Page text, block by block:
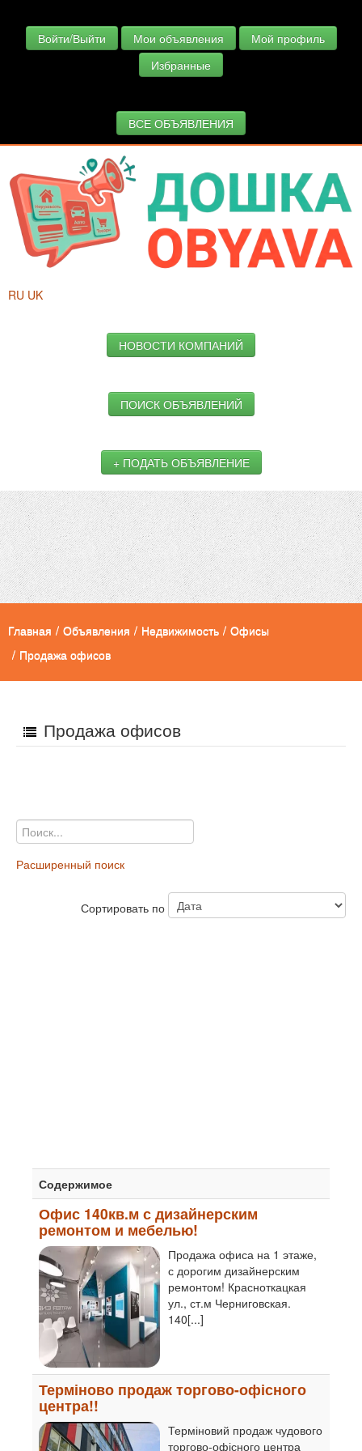
Войти/Выйти Мои объявления
Мой профиль
Избранные
ВСЕ ОБЪЯВЛЕНИЯ
RU UK
НОВОСТИ КОМПАНИЙ
ПОИСК ОБЪЯВЛЕНИЙ
+ ПОДАТЬ ОБЪЯВЛЕНИЕ
Главная / Объявления / Недвижимость / Офисы
/ Продажа офисов
Продажа офисов
Расширенный поиск
Сортировать по
Содержимое
Офис 140кв.м с дизайнерским
ремонтом и мебелью!
Продажа офиса на 1 этаже,
с дорогим дизайнерским
ремонтом! Красноткацкая
ул., ст.м Черниговская.
140[...]
Терміново продаж торгово-офісного
центра!!
Терміновий продаж чудового
торгово-офісного центра